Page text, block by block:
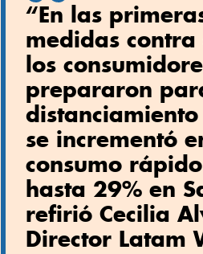
“En las
medidas
los
prepararon
se incrementó
consumo
hasta 29% en
refirió Cecilia
Director Latam